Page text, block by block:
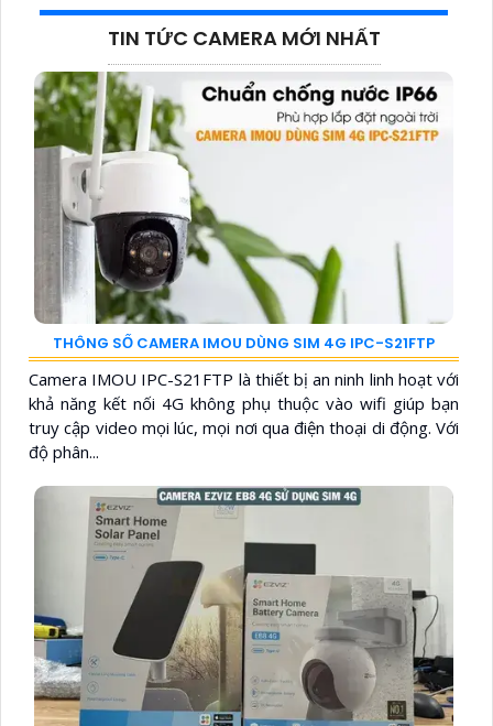
TIN TỨC CAMERA MỚI NHẤT
THÔNG SỐ CAMERA IMOU DÙNG SIM 4G IPC-S21FTP
Camera IMOU IPC-S21FTP là thiết bị an ninh linh hoạt với
khả năng kết nối 4G không phụ thuộc vào wifi giúp bạn
truy cập video mọi lúc, mọi nơi qua điện thoại di động. Với
độ phân...